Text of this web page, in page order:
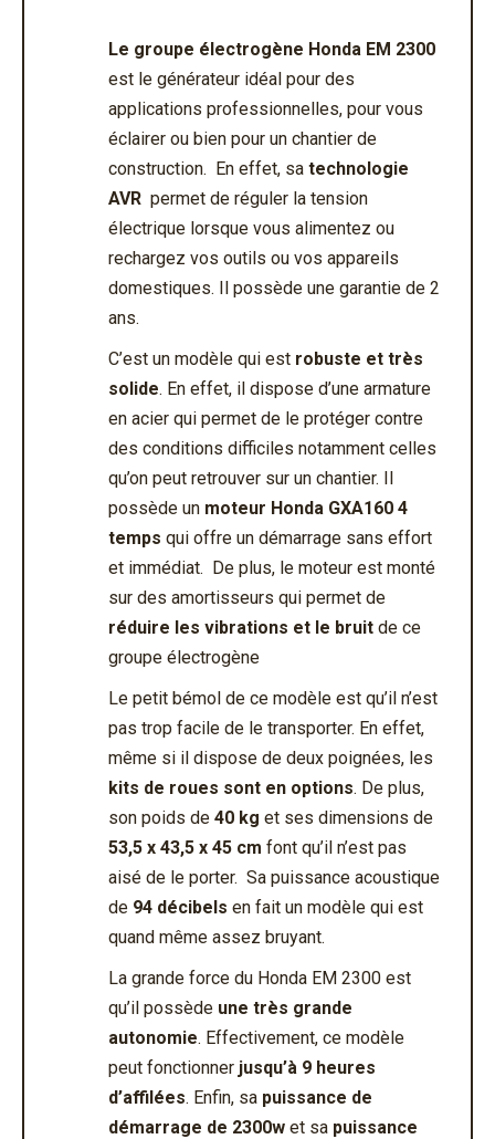
Le groupe électrogène Honda EM 2300
est le générateur idéal pour des
applications professionnelles, pour vous
éclairer ou bien pour un chantier de
construction. En effet, sa technologie
AVR permet de réguler la tension
électrique lorsque vous alimentez ou
rechargez vos outils ou vos appareils
domestiques. Il possède une garantie de 2
ans.
C’est un modèle qui est robuste et très
solide. En effet, il dispose d’une armature
en acier qui permet de le protéger contre
des conditions difficiles notamment celles
qu’on peut retrouver sur un chantier. Il
possède un moteur Honda GXA160 4
temps qui offre un démarrage sans effort
et immédiat. De plus, le moteur est monté
sur des amortisseurs qui permet de
réduire les vibrations et le bruit de ce
groupe électrogène
Le petit bémol de ce modèle est qu’il n’est
pas trop facile de le transporter. En effet,
même si il dispose de deux poignées, les
kits de roues sont en options. De plus,
son poids de 40 kg et ses dimensions de
53,5 x 43,5 x 45 cm font qu’il n’est pas
aisé de le porter. Sa puissance acoustique
de 94 décibels en fait un modèle qui est
quand même assez bruyant.
La grande force du Honda EM 2300 est
qu’il possède une très grande
autonomie. Effectivement, ce modèle
peut fonctionner jusqu’à 9 heures
d’affilées. Enfin, sa puissance de
démarrage de 2300w et sa puissance